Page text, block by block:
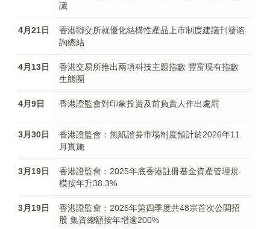
議
4月21日
香港聯交所就優化結構性產品上市制度建議刊發谘
詢總結
4月13日
香港交易所推出兩項科技主題指數 豐富現有指數
生態圈
4月9日 香港證監會對印象投資及前負責人作出處罰
3月30日
香港證監會：無紙證券市場制度預計於2026年11
月實施
3月19日
香港證監會：2025年底香港註冊基金資產管理規
模按年升38.3%
3月19日
香港證監會：2025年第四季度共48宗首次公開招
股 集資總額按年增逾200%